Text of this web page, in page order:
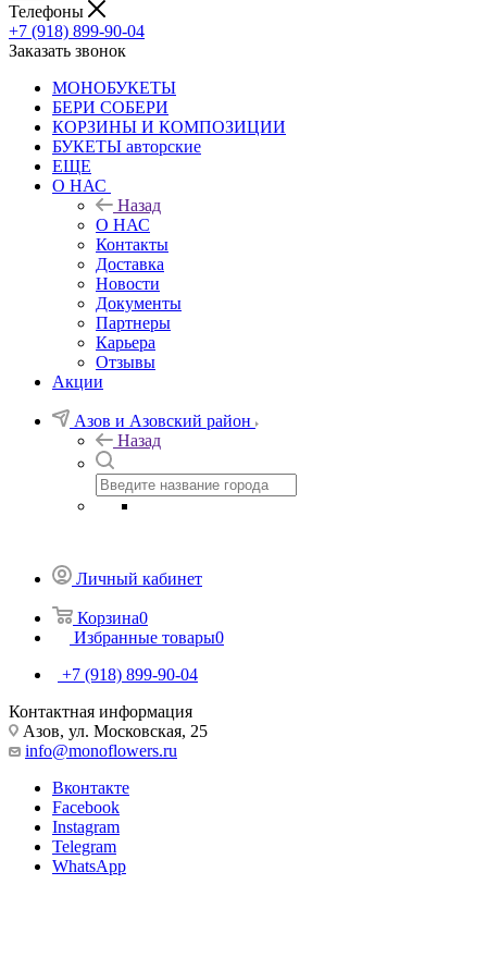
Телефоны
+7 (918) 899-90-04
Заказать звонок
МОНОБУКЕТЫ
БЕРИ СОБЕРИ
КОРЗИНЫ И КОМПОЗИЦИИ
БУКЕТЫ авторские
ЕЩЕ
О НАС
Назад
О НАС
Контакты
Доставка
Новости
Документы
Партнеры
Карьера
Отзывы
Акции
Азов и Азовский район
Назад
Личный кабинет
Корзина0
Избранные товары0
+7 (918) 899-90-04
Контактная информация
Азов, ул. Московская, 25
info@monoflowers.ru
Вконтакте
Facebook
Instagram
Telegram
WhatsApp